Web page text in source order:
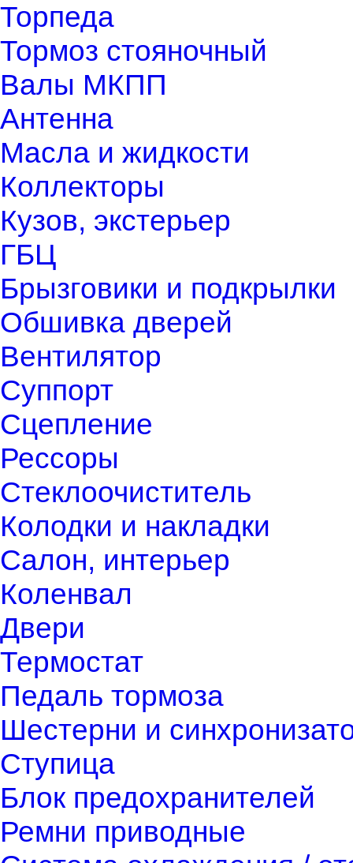
Торпеда
Тормоз стояночный
Валы МКПП
Антенна
Масла и жидкости
Коллекторы
Кузов, экстерьер
ГБЦ
Брызговики и подкрылки
Обшивка дверей
Вентилятор
Суппорт
Сцепление
Рессоры
Стеклоочиститель
Колодки и накладки
Салон, интерьер
Коленвал
Двери
Термостат
Педаль тормоза
Шестерни и
Ступица
Блок предохранителей
Ремни приводные